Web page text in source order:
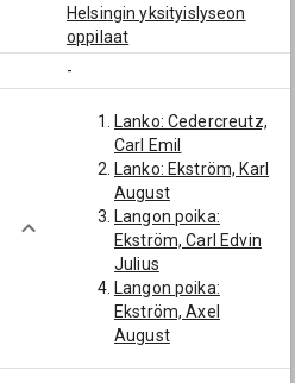
Helsingin yksityislyseon
oppilaat
-
Lanko: Cedercreutz,
Carl Emil
Lanko: Ekström, Karl
August
Langon poika:
Ekström, Carl Edvin
Julius
Langon poika:
Ekström, Axel
August